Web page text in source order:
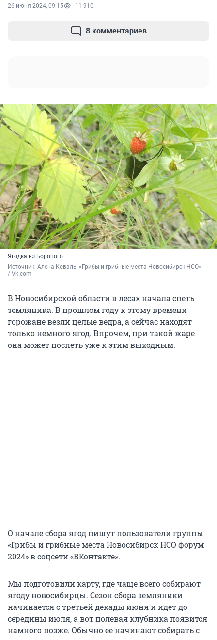
26 июня 2024, 09:15 11 910
8 комментариев
Ягодка из Борового
Источник: Алена Коваль, «Грибы и грибные места Новосибирск НСО»
/ Vk.com
В Новосибирской области в лесах начала спеть
земляника. В прошлом году к этому времени
горожане везли целые ведра, а сейчас находят
только немного ягод. Впрочем, при такой жаре
она может поспеть уже к этим выходным.
О начале сбора ягод пишут пользователи группы
«Грибы и грибные места Новосибирск НСО форум
2024» в соцсети «ВКонтакте».
Мы подготовили карту, где чаще всего собирают
ягоду новосибирцы. Сезон сбора земляники
начинается с третьей декады июня и идет до
середины июля, а вот полевая клубника появится
намного позже. Обычно ее начинают собирать с